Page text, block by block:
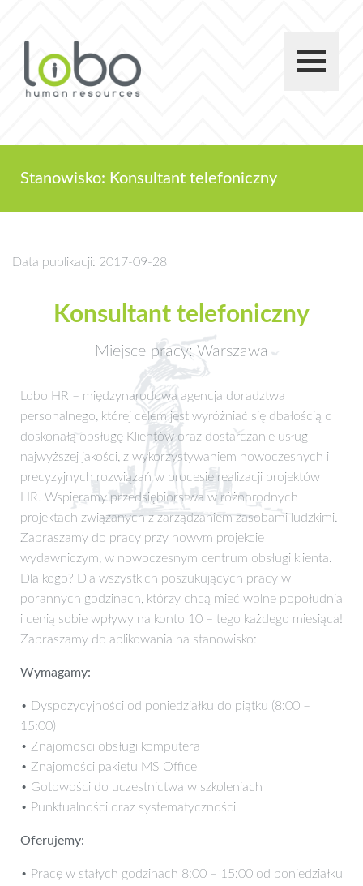
Stanowisko: Konsultant telefoniczny
Data publikacji: 2017-09-28
Konsultant telefoniczny
Miejsce pracy: Warszawa
Lobo HR – międzynarodowa agencja doradztwa
personalnego, której celem jest wyróżniać się dbałością o
doskonałą obsługę Klientów oraz dostarczanie usług
najwyższej jakości, z wykorzystywaniem nowoczesnych i
precyzyjnych rozwiązań w procesie realizacji projektów
HR. Wspieramy przedsiębiorstwa w różnorodnych
projektach związanych z zarządzaniem zasobami ludzkimi.
Zapraszamy do pracy przy nowym projekcie
wydawniczym, w nowoczesnym centrum obsługi klienta.
Dla kogo? Dla wszystkich poszukujących pracy w
porannych godzinach, którzy chcą mieć wolne popołudnia
i cenią sobie wpływy na konto 10 – tego każdego miesiąca!
Zapraszamy do aplikowania na stanowisko:
Wymagamy:
• Dyspozycyjności od poniedziałku do piątku (8:00 –
15:00)
• Znajomości obsługi komputera
• Znajomości pakietu MS Office
• Gotowości do uczestnictwa w szkoleniach
• Punktualności oraz systematyczności
Oferujemy:
• Pracę w stałych godzinach 8:00 – 15:00 od poniedziałku